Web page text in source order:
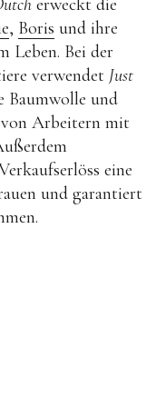
erweckt die
, Boris und ihre
Leben. Bei der
verwendet Just
Baumwolle und
von Arbeitern mit
eine
und garantiert